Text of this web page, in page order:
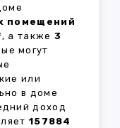
помещений
, а также 3
могут
или
в доме
доход
157884